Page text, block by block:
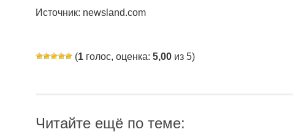
Источник: newsland.com
(1 голос, оценка: 5,00 из 5)
Читайте ещё по теме: